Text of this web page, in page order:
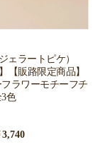
ェラートピケ）
【販路限定商品】
ラワーモチーフチ
色
3,740